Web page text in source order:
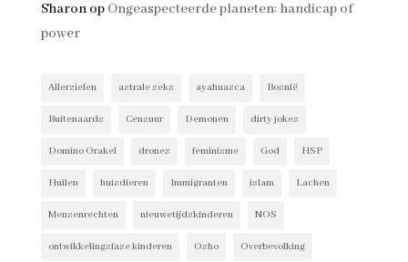
Sharonop Ongeaspecteerde planeten: handicap of
power
Allerzielen astrale seks ayahuasca Bosnië
Buitenaards Censuur Demonen dirty jokes
Domino Orakel drones feminisme God HSP
Huilen huisdieren Immigranten islam Lachen
Mensenrechten nieuwetijdskinderen NOS
ontwikkelingsfase kinderen Osho Overbevolking